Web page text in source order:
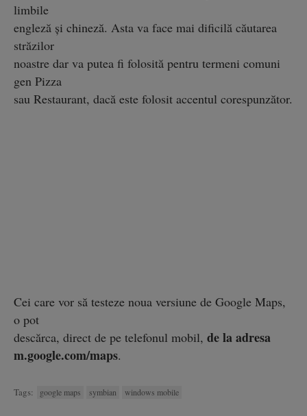
limbile
engleză şi chineză. Asta va face mai dificilă căutarea
străzilor
noastre dar va putea fi folosită pentru termeni comuni
gen Pizza
sau Restaurant, dacă este folosit accentul corespunzător.
Cei care vor să testeze noua versiune de Google Maps,
o pot
descărca, direct de pe telefonul mobil, de la adresa
m.google.com/maps.
Tags: google maps symbian windows mobile